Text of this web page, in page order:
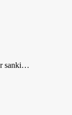
sanki…